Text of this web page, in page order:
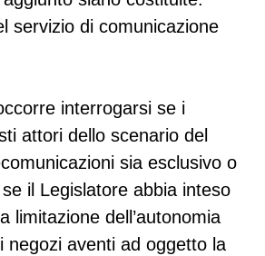
servizio di comunicazione
interrogarsi se i
attori dello scenario del
sia esclusivo o
il Legislatore abbia inteso
limitazione dell’autonomia
negozi aventi ad oggetto la